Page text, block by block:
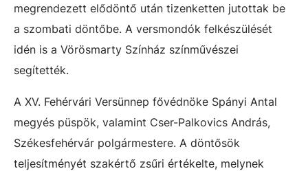
megrendezett elődöntő után tizenketten jutottak be
a szombati döntőbe. A versmondók felkészülését
idén is a Vörösmarty Színház színművészei
segítették.
A XV. Fehérvári Versünnep fővédnöke Spányi Antal
megyés püspök, valamint Cser-Palkovics András,
Székesfehérvár polgármestere. A döntősök
teljesítményét szakértő zsűri értékelte, melynek